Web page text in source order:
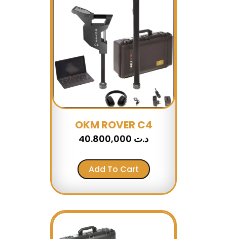
OKM ROVER C4
د.ت
Add To Cart